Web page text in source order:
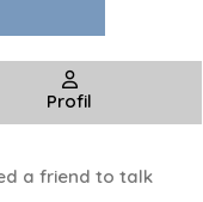
Profil
a friend to talk